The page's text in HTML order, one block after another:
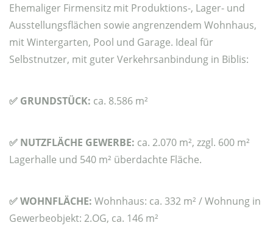
Ehemaliger Firmensitz mit Produktions-, Lager- und
Ausstellungsflächen sowie angrenzendem Wohnhaus,
mit Wintergarten, Pool und Garage. Ideal für
Selbstnutzer, mit guter Verkehrsanbindung in Biblis:
✅ GRUNDSTÜCK: ca. 8.586 m²
✅ NUTZFLÄCHE GEWERBE: ca. 2.070 m², zzgl. 600 m²
Lagerhalle und 540 m² überdachte Fläche.
✅WOHNFLÄCHE: Wohnhaus: ca. 332 m² / Wohnung in
Gewerbeobjekt: 2.OG, ca. 146 m²